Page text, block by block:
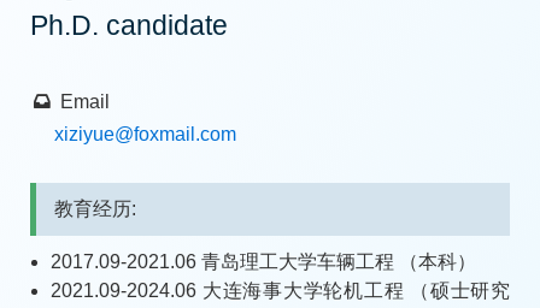
Ph.D. candidate
Email
xiziyue@foxmail.com
教育经历:
2017.09-2021.06 青岛理工大学车辆工程 （本科）
2021.09-2024.06 大连海事大学轮机工程 （硕士研究